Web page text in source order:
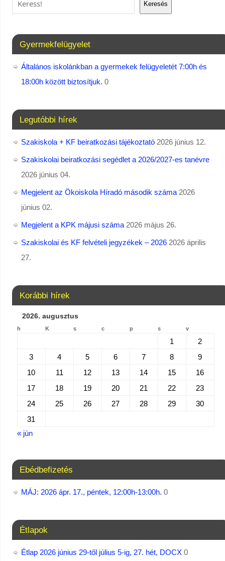
Keresés
Gyermekfelügyelet
Általános iskolánkban a gyermekek felügyeletét 7:00h és
18:00h között biztosítjuk. 0
Legutóbbi hírek
Szakiskola + KF beiratkozási tájékoztató 2026 június 12.
Szakiskolai beiratkozási segédlet a 2026/2027-es tanévre
2026 június 04.
Megjelent az Ökoiskola Híradó második száma 2026
június 02.
Megjelent a KPK májusi száma 2026 május 26.
Szakiskolai és KF felvételi jegyzékek – 2026 2026 április
27.
Korábbi hírek
2026. augusztus
h K s c p s v
1
2
3
4 5 6 7 8
9
10
11 12 13 14 15
16
17
18 19 20 21 22
23
24
25 26 27 28 29
30
31
« jún
Ebédbefizetés
MÁJ: 2026 ápr. 17., péntek, 12:00h-13:00h. 0
Étlapok
Étlap 2026 június 29-től július 5-ig, 27. hét, DOCX0